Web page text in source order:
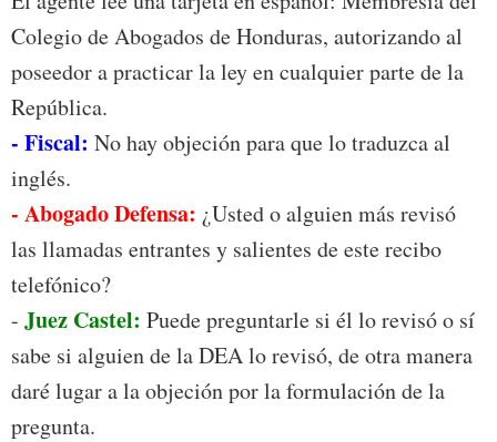
Colegio de Abogados de Honduras, autorizando al
poseedor a practicar la ley en cualquier parte de la
República.
- Fiscal: No hay objeción para que lo traduzca al
inglés.
- Abogado Defensa: ¿Usted o alguien más revisó
las llamadas entrantes y salientes de este recibo
telefónico?
- Juez Castel: Puede preguntarle si él lo revisó o sí
sabe si alguien de la DEA lo revisó, de otra manera
daré lugar a la objeción por la formulación de la
pregunta.